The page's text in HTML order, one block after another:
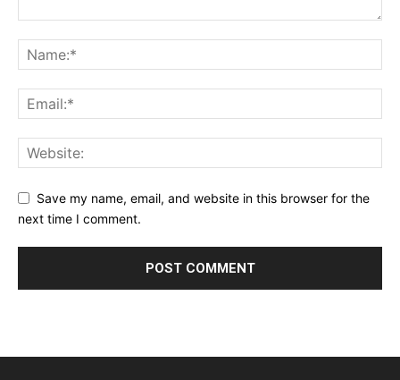
Save my name, email, and website in this browser for the
next time I comment.